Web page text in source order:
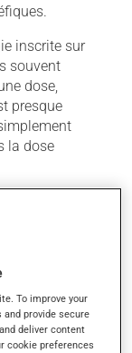
inscrite sur
souvent
dose,
presque
la dose
et un grand
ou du
Le
l'effet de
To improve your
provide secure
deliver content
cookie preferences